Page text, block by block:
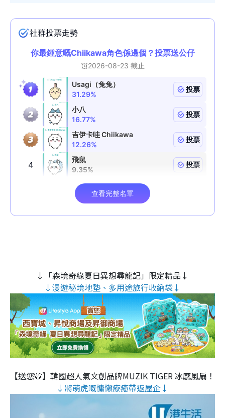
↓「森境奇緣夏日異想尋龍記」限定精品↓
↓漫遊秘境地墊、多用途旅行收納袋↓
【送您🐯】韓國超人氣文創品牌MUZIK TIGER 冰感風扇！
↓將萌虎嘅慵懶療癒帶返屋企↓